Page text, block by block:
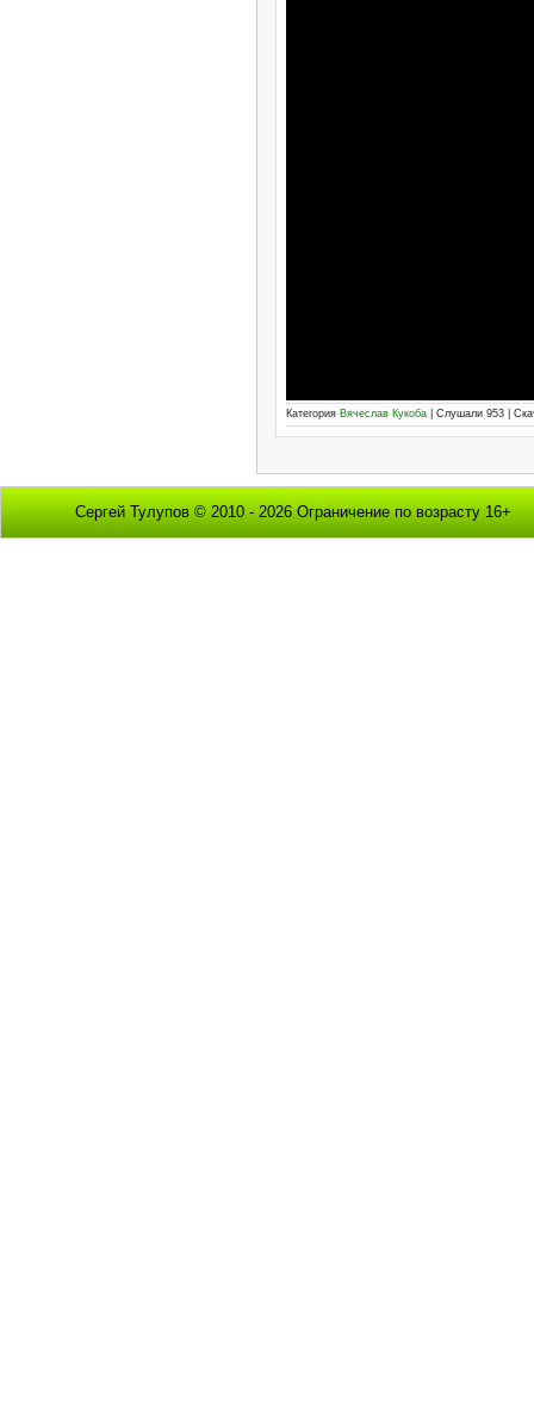
Категория Вячеслав Кукоба | Слушали 953 |
Сергей Тулупов © 2010 - 2026 Ограничение по возрасту 16+